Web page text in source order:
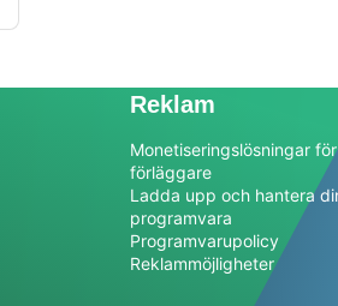
Reklam
Monetiseringslösningar för
förläggare
Ladda upp och hantera
programvara
Programvarupolicy
Reklammöjligheter